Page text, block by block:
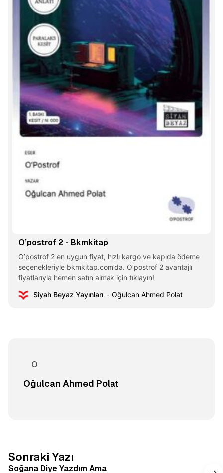
O’postrof 2 - Bkmkitap
O’postrof 2 en uygun fiyat, hızlı kargo ve kapıda ödeme
seçenekleriyle bkmkitap.com’da. O’postrof 2 avantajlı
fiyatlarıyla hemen satın almak için tıklayın!
Siyah Beyaz Yayınları
Oğulcan Ahmed Polat
Oğulcan Ahmed Polat
Sonraki Yazı
Soğana Diye Yazdım Ama